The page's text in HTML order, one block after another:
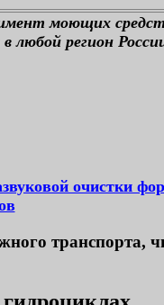
моющих
любой регион
очистки
транспорта,